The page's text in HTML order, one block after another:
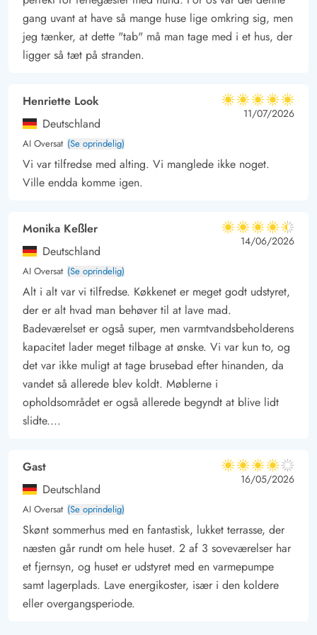
Lademuligheden for el bilen er en ladestander med type 2 stik.
gang uvant at have så mange huse lige omkring sig, men
jeg tænker, at dette "tab" må man tage med i et hus, der
ligger så tæt på stranden.
Henriette Look
Deutschland
AI Oversat (Se oprindelig)
5 ud af 5
5 ud af 5
5 out of 5
11/07/2026
Vi var tilfredse med alting. Vi manglede ikke noget.
Ville endda komme igen.
Monika Keßler
Deutschland
AI Oversat (Se oprindelig)
4.5 ud af 5
4.5 ud af 5
4.5 out of 5
14/06/2026
Alt i alt var vi tilfredse. Køkkenet er meget godt udstyret,
der er alt hvad man behøver til at lave mad.
Badeværelset er også super, men varmtvandsbeholderens
kapacitet lader meget tilbage at ønske. Vi var kun to, og
det var ikke muligt at tage brusebad efter hinanden, da
vandet så allerede blev koldt. Møblerne i
opholdsområdet er også allerede begyndt at blive lidt
slidte....
Gast
Deutschland
AI Oversat (Se oprindelig)
4 ud af 5
4 ud af 5
4 out of 5
16/05/2026
Skønt sommerhus med en fantastisk, lukket terrasse, der
næsten går rundt om hele huset. 2 af 3 soveværelser har
et fjernsyn, og huset er udstyret med en varmepumpe
samt lagerplads. Lave energikoster, især i den koldere
eller overgangsperiode.